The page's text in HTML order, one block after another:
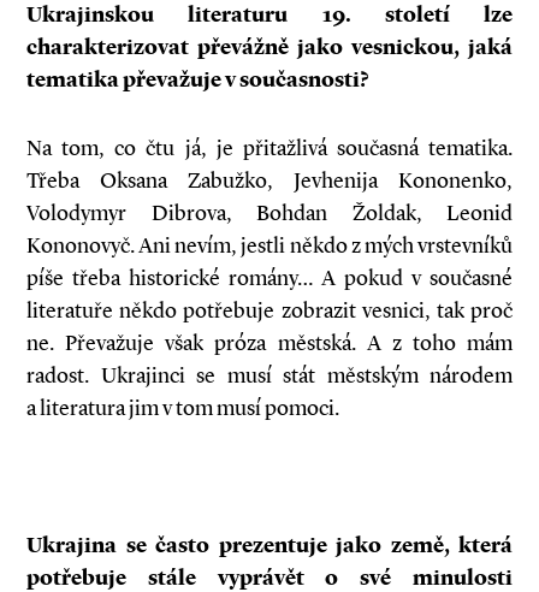
Ukrajinskou literaturu 19. století lze
charakterizovat převážně jako vesnickou, jaká
tematika převažuje vsoučasnosti?
Na tom, co čtu já, je přitažlivá současná tematika.
Třeba Oksana Zabužko, Jevhenija Kononenko,
Volodymyr Dibrova, Bohdan Žoldak, Leonid
Kononovyč. Ani nevím, jestli někdo z mých vrstevníků
píše třeba historické romány… A pokud v současné
literatuře někdo potřebuje zobrazit vesnici, tak proč
ne. Převažuje však próza městská. A z toho mám
radost. Ukrajinci se musí stát městským národem
a literatura jim v tom musí pomoci.
Ukrajina se často prezentuje jako země, která
potřebuje stále vyprávět o
své minulosti